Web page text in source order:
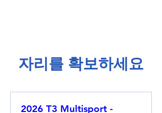
​자리를 확보하세요​
2026 T3 Multisport -